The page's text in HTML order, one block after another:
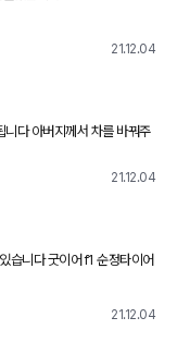
21.12.04
다 아버지께서 차를 바꿔주
있습니다 GV70을 사주신다
21.12.04
21.12.04